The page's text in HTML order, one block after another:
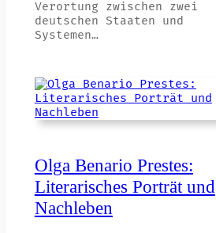
Verortung zwischen zwei
deutschen Staaten und
Systemen…
Olga Benario Prestes:
Literarisches Porträt und
Nachleben